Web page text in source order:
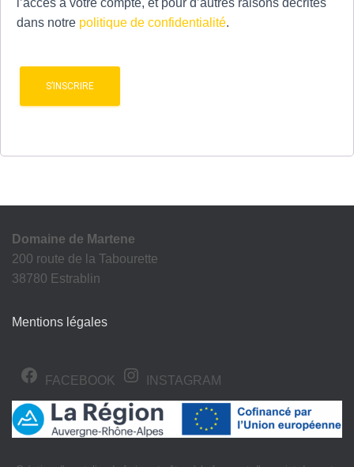
l’accès à votre compte, et pour d’autres raisons décrites
dans notre politique de confidentialité.
S’INSCRIRE
Domaine de Martene
200 route de la Tabourette
38780 Estrablin
Mentions légales
FACEBOOK INSTAGRAM